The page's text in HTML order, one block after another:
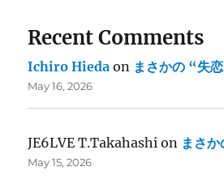
Recent Comments
Ichiro Hieda on まさかの “失
May 16, 2026
JE6LVE T.Takahashi on まさ
May 15, 2026